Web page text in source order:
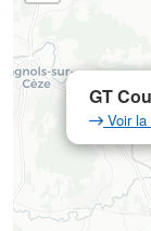
GT
Voir la